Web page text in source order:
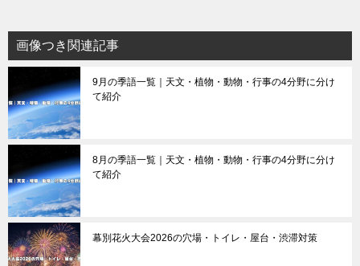
画像つき関連記事
9月の季語一覧｜天文・植物・動物・行事の4分野に分け
て紹介
8月の季語一覧｜天文・植物・動物・行事の4分野に分け
て紹介
幕別花火大会2026の穴場・トイレ・屋台・渋滞対策